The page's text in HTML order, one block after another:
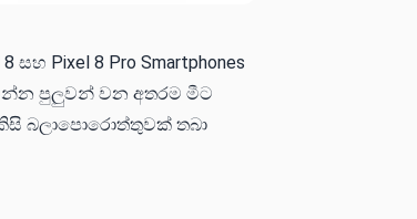
Pixel 8 Pro Smartphones
වන්න පුලුවන් වන අතරම මීට
කිසි බලාපොරොත්තුවක් තබා